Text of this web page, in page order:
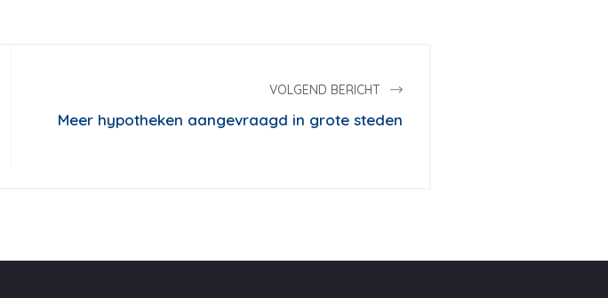
VOLGEND BERICHT
Meer hypotheken aangevraagd in grote steden